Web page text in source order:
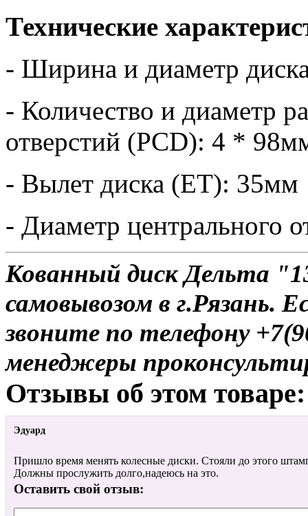
Технические
- Ширина и диаметр
- Количество и диаметр
отверстий (PCD): 4 *
- Вылет диска (ET): 35мм
- Диаметр центрального
Кованный диск Дельта
самовывозом в г.Рязань.
звоните по телефону
менеджеры
Отзывы об этом товаре:
Эдуард
Пришло время менять колесные диски. Стояли до этого
Должны прослужить долго,надеюсь на это.
Оставить свой отзыв: